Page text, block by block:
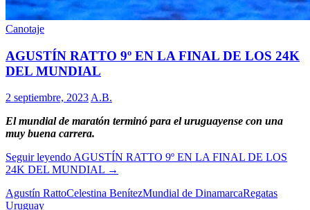
Canotaje
AGUSTÍN RATTO 9º EN LA FINAL DE LOS 24K
DEL MUNDIAL
2 septiembre, 2023 A.B.
El mundial de maratón terminó para el uruguayense con una
muy buena carrera.
Seguir leyendo AGUSTÍN RATTO 9º EN LA FINAL DE LOS
24K DEL MUNDIAL →
Agustín RattoCelestina BenítezMundial de DinamarcaRegatas
Uruguay